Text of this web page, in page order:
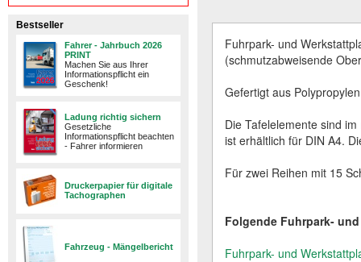
Bestseller
Fahrer - Jahrbuch 2026
PRINT
Machen Sie aus Ihrer
Informationspflicht ein
Geschenk!
Ladung richtig sichern
Gesetzliche
Informationspflicht beachten
- Fahrer informieren
Druckerpapier für digitale
Tachographen
Fahrzeug - Mängelbericht
Fuhrpark- und
(schmutzabweisende
Gefertigt aus
Die Tafelelemente sind
ist erhältlich für DIN A4.
Für zwei Reihen mit 15
Folgende Fuhrpark-
Fuhrpark- und